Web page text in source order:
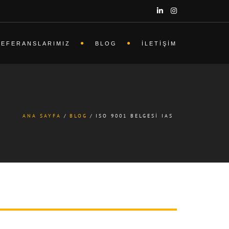
BLOG İLETIŞIM
ANA SAYFA BLOG ISO 9001 BELGESI IAS